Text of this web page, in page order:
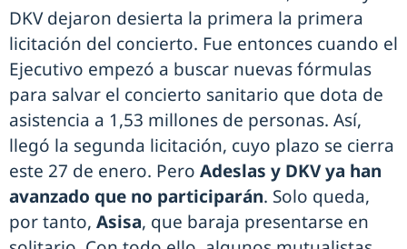
DKV dejaron desierta la primera la primera
licitación del concierto. Fue entonces cuando el
Ejecutivo empezó a buscar nuevas fórmulas
para salvar el concierto sanitario que dota de
asistencia a 1,53 millones de personas. Así,
llegó la segunda licitación, cuyo plazo se cierra
este 27 de enero. Pero Adeslas y DKV ya han
avanzado que no participarán. Solo queda,
por tanto, Asisa, que baraja presentarse en